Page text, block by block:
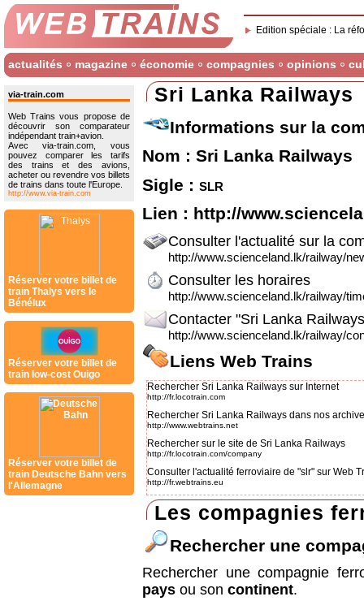
Edition spéciale : La
actualités magazine économie compagnies opinions
via-train.com
Web Trains vous propose de
découvrir son comparateur
indépendant train+avion.
Avec via-train.com, vous
pouvez comparer les tarifs
des trains et des avions,
acheter ou revendre vos billets
de trains dans toute l'Europe.
http://www.via-train.com
Réserver votre billet de
train Thalys vers le
Bénélux
Réserver votre billet de
train low-cost Ouigo
Réserver votre billet de
train Deutsche Bahn vers
l'Allemagne
Sri Lanka Railways
Informations sur la
Nom : Sri Lanka Railways
Sigle : slr
Lien : http://
Consulter l'actualité sur la
http://www.scienceland.lk/railway/
Consulter les horaires
http://www.scienceland.lk/railway/
Contacter "Sri Lanka
http://www.scienceland.lk/railway/
Liens Web Trains
Rechercher Sri Lanka Railways sur Internet
http://fr.locotrain.com
Rechercher Sri Lanka Railways dans nos
http://www.webtrains.net
Rechercher sur le site de Sri Lanka Railways
http://fr.locotrain.com/company
Consulter l'actualité ferroviaire de "slr" sur Web
http://fr.webtrains.eu
Les compagnies
Rechercher une
Rechercher une compagnie
pays ou son continent.